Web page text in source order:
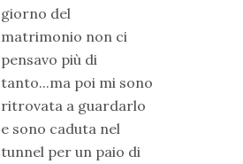
giorno del
matrimonio non ci
pensavo più di
tanto...ma poi mi sono
ritrovata a guardarlo
e sono caduta nel
tunnel per un paio di